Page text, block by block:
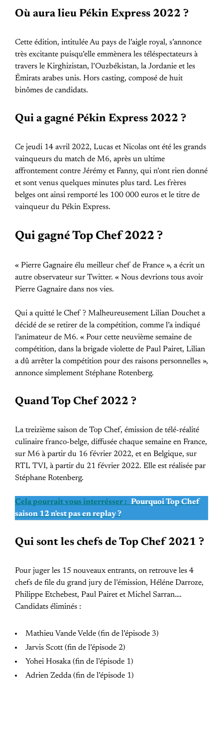
Où aura lieu Pékin Express 2022 ?
Cette édition, intitulée Au pays de l’aigle royal, s’annonce
très excitante puisqu’elle emmènera les téléspectateurs à
travers le Kirghizistan, l’Ouzbékistan, la Jordanie et les
Émirats arabes unis. Hors casting, composé de huit
binômes de candidats.
Qui a gagné Pékin Express 2022 ?
Ce jeudi 14 avril 2022, Lucas et Nicolas ont été les grands
vainqueurs du match de M6, après un ultime
affrontement contre Jérémy et Fanny, qui n’ont rien donné
et sont venus quelques minutes plus tard. Les frères
belges ont ainsi remporté les 100 000 euros et le titre de
vainqueur du Pékin Express.
Qui gagné Top Chef 2022 ?
« Pierre Gagnaire élu meilleur chef de France », a écrit un
autre observateur sur Twitter. « Nous devrions tous avoir
Pierre Gagnaire dans nos vies.
Qui a quitté le Chef ? Malheureusement Lilian Douchet a
décidé de se retirer de la compétition, comme l’a indiqué
l’animateur de M6. « Pour cette neuvième semaine de
compétition, dans la brigade violette de Paul Pairet, Lilian
a dû arrêter la compétition pour des raisons personnelles »,
annonce simplement Stéphane Rotenberg.
Quand Top Chef 2022 ?
La treizième saison de Top Chef, émission de télé-réalité
culinaire franco-belge, diffusée chaque semaine en France,
sur M6 à partir du 16 février 2022, et en Belgique, sur
RTL TVI, à partir du 21 février 2022. Elle est réalisée par
Stéphane Rotenberg.
Cela pourrait vous interrésser : Pourquoi Top Chef
saison 12 n'est pas en replay ?
Qui sont les chefs de Top Chef 2021 ?
Pour juger les 15 nouveaux entrants, on retrouve les 4
chefs de file du grand jury de l’émission, Héléne Darroze,
Philippe Etchebest, Paul Pairet et Michel Sarran….
Candidats éliminés :
Mathieu Vande Velde (fin de l’épisode 3)
Jarvis Scott (fin de l’épisode 2)
Yohei Hosaka (fin de l’épisode 1)
Adrien Zedda (fin de l’épisode 1)